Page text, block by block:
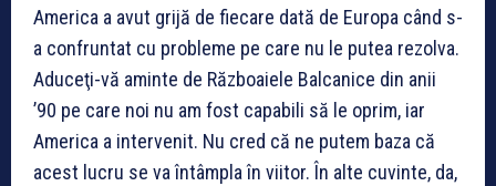
America a avut grijă de fiecare dată de Europa când s-
a confruntat cu probleme pe care nu le putea rezolva.
Aduceţi-vă aminte de Războaiele Balcanice din anii
’90 pe care noi nu am fost capabili să le oprim, iar
America a intervenit. Nu cred că ne putem baza că
acest lucru se va întâmpla în viitor. În alte cuvinte, da,